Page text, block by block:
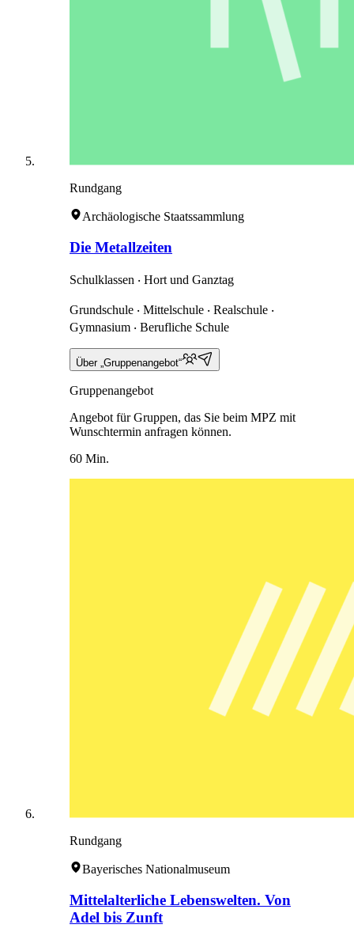
Rundgang
Archäologische Staatssammlung
Die Metallzeiten
Schulklassen ‧ Hort und Ganztag
Grundschule ‧ Mittelschule ‧ Realschule ‧
Gymnasium ‧ Berufliche Schule
Über „Gruppenangebot“
Gruppenangebot
Angebot für Gruppen, das Sie beim MPZ mit
Wunschtermin anfragen können.
60 Min.
Rundgang
Bayerisches Nationalmuseum
Mittelalterliche Lebenswelten. Von
Adel bis Zunft